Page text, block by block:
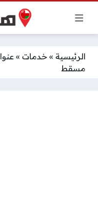
الرئيسية » خدمات »
مسقط